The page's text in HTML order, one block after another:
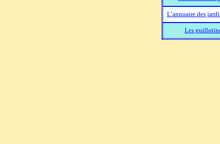
L’annuaire des
Les